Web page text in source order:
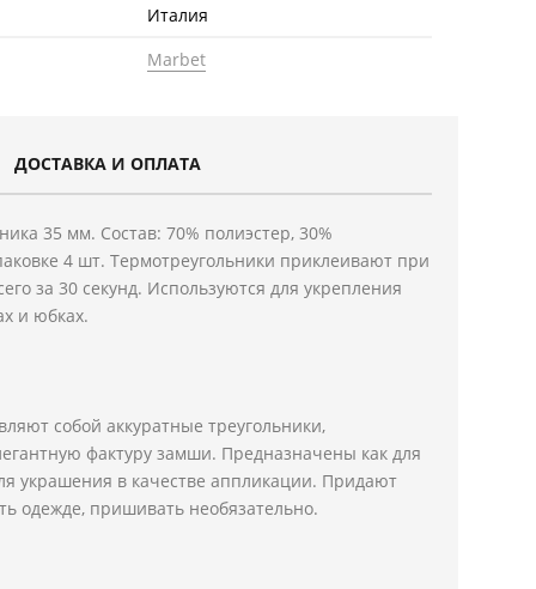
Италия
Marbet
ДОСТАВКА И ОПЛАТА
35 мм. Состав: 70% полиэстер, 30%
4 шт. Термотреугольники приклеивают при
за 30 секунд. Используются для укрепления
и юбках.
собой аккуратные треугольники,
фактуру замши. Предназначены как для
украшения в качестве аппликации. Придают
одежде, пришивать необязательно.